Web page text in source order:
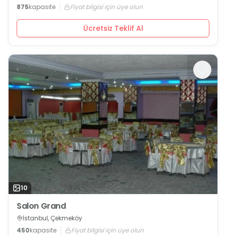
875kapasite Fiyat bilgisi için üye olun
Ücretsiz Teklif Al
10
Salon Grand
İstanbul, Çekmeköy
450kapasite Fiyat bilgisi için üye olun